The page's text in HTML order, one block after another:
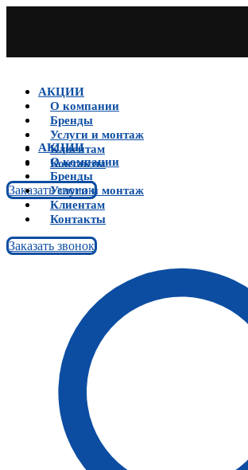
АКЦИИ
О компании
Бренды
Услуги и монтаж
Клиентам
Контакты
Заказать звонок
АКЦИИ
О компании
Бренды
Услуги и монтаж
Клиентам
Контакты
Заказать звонок